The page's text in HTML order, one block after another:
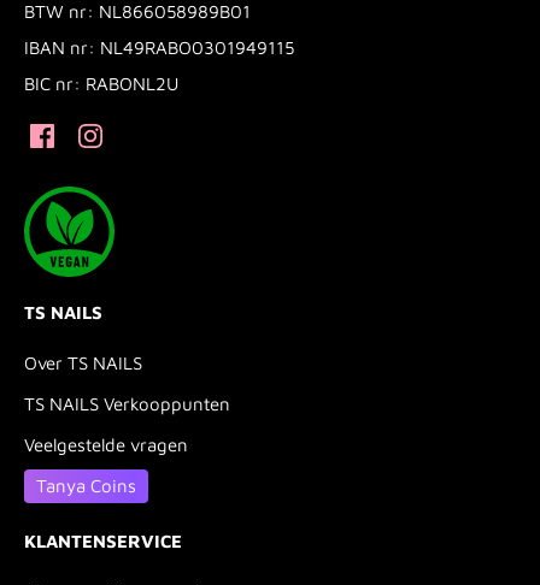
BTW nr: NL866058989B01
IBAN nr: NL49RABO0301949115
BIC nr: RABONL2U
TS NAILS
Over TS NAILS
TS NAILS Verkooppunten
Veelgestelde vragen
Tanya Coins
KLANTENSERVICE